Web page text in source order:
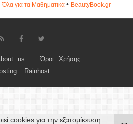
Όλα για τα Μαθηματικά• ΒeautyΒook.gr
us
Όροι Χρήσης
Rainhost
cookies για την εξατομίκευση